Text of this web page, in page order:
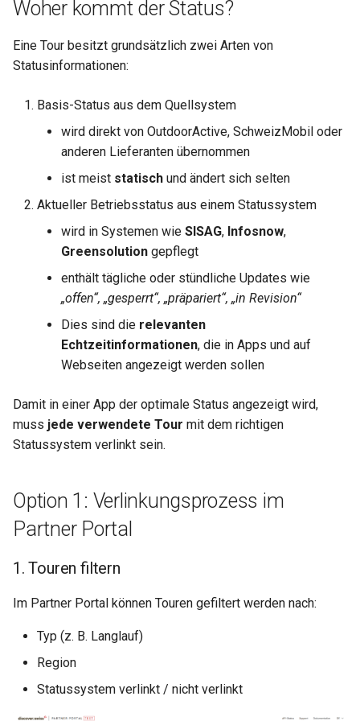
How to work with checkout
How to get the data from
AccommoDataHub
How to order ski tickets
How to work with ski
Die Touren mit Status
Zusammenfassung
Woher kommt der Status?
Eine Tour besitzt grundsätzlich zwei Arten von
Statusinformationen:
Basis-Status aus dem Quellsystem
wird direkt von OutdoorActive, SchweizMobil oder
anderen Lieferanten übernommen
ist meist statisch und ändert sich selten
Aktueller Betriebsstatus aus einem Statussystem
wird in Systemen wie SISAG, Infosnow,
Greensolution gepflegt
enthält tägliche oder stündliche Updates wie
„offen“, „gesperrt“, „präpariert“, „in Revision“
Dies sind die relevanten
Echtzeitinformationen, die in Apps und auf
Webseiten angezeigt werden sollen
Damit in einer App der optimale Status angezeigt wird,
muss jede verwendete Tour mit dem richtigen
Statussystem verlinkt sein.
Option 1: Verlinkungsprozess im
Partner Portal
1. Touren filtern
Im Partner Portal können Touren gefiltert werden nach:
Typ (z. B. Langlauf)
Region
Statussystem verlinkt / nicht verlinkt